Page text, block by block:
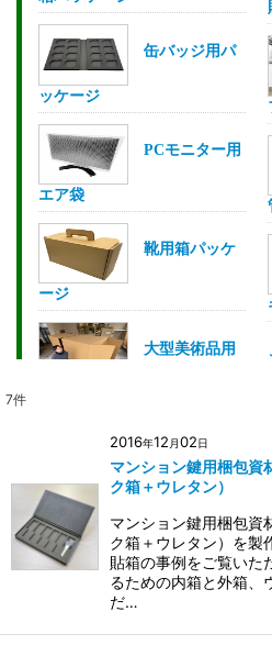
7件
2016年12 月02日
マンション鍵用梱包資
ク箱＋ウレタン）
マンション鍵用梱包資
ク箱＋ウレタン）を製
貼箱の事例をご覧いた
るための内箱と外箱、
だ…